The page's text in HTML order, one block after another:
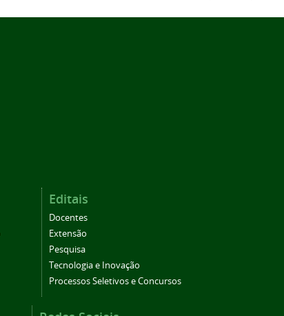
Editais
Docentes
Extensão
Pesquisa
Tecnologia e Inovação
Processos Seletivos e Concursos